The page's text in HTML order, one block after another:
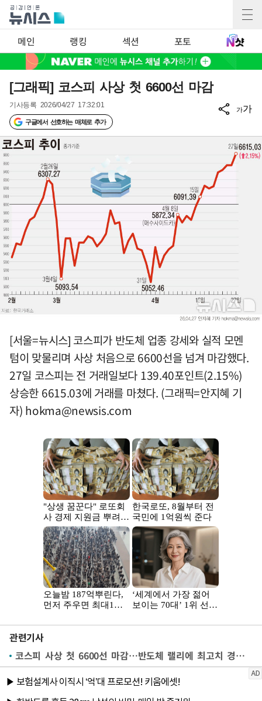
메인 랭킹 섹션 포토
[그래픽] 코스피 사상 첫 6600선 마감
기사등록 2026/04/27 17:32:01
구글에서 선호하는 매체로 추가
가가
[서울=뉴시스] 코스피가 반도체 업종 강세와 실적 모멘
텀이 맞물리며 사상 처음으로 6600선을 넘겨 마감했다.
27일 코스피는 전 거래일보다 139.40포인트(2.15%)
상승한 6615.03에 거래를 마쳤다. (그래픽=안지혜 기
자) hokma@newsis.com
관련기사
코스피 사상 첫 6600선 마감…반도체 랠리에 최고치 경신(종합)